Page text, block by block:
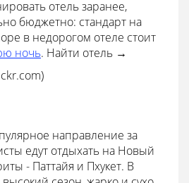
отель заранее,
бюджетно: стандарт на
в недорогом отеле стоит
ночь. Найти отель →
направление за
едут отдыхать на Новый
- Паттайя и Пхукет. В